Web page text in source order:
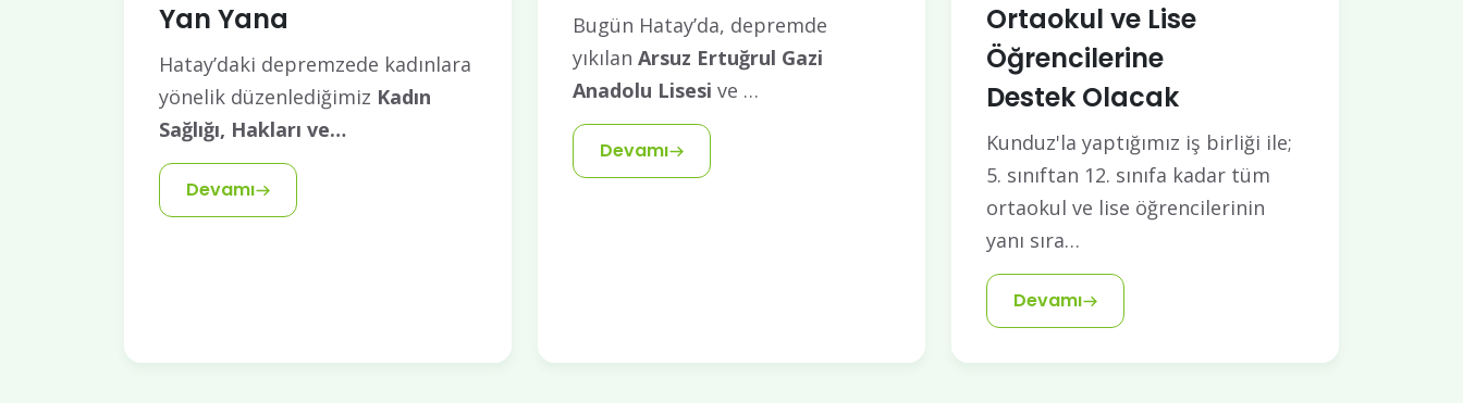
Yan Yana
Hatay’daki depremzede kadınlara
yönelik düzenlediğimiz Kadın
Sağlığı, Hakları ve…
Devamı
Bugün Hatay’da, depremde
yıkılan Arsuz Ertuğrul Gazi
Anadolu Lisesi ve …
Devamı
Ortaokul ve Lise
Öğrencilerine
Destek Olacak
Kunduz'la yaptığımız iş birliği ile;
5. sınıftan 12. sınıfa kadar tüm
ortaokul ve lise öğrencilerinin
yanı sıra…
Devamı